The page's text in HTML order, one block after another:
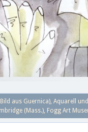
aus Guernica), Aquarell
(Mass.), Fogg Art